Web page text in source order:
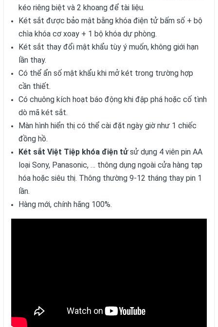
kéo riêng biệt và 2 khoang để tài liệu.
Két sắt được bảo mật bằng khóa điện tử bấm số + bộ
chìa khóa cơ xoay + 1 bộ khóa dự phòng.
Két sắt thay đổi mật khẩu tùy ý muốn, không giới hạn
lần thay.
Có thể ẩn số mật khẩu khi mở két trong trường hợp
cần thiết.
Có chuông kích hoạt báo động khi đập phá hoặc cố tình
dò mã két sắt.
Màn hình hiển thị có thể cài đặt ngày giờ như 1 chiếc
đồng hồ.
Két sắt Việt Tiệp khóa điện tửsử dụng 4 viên pin AA
loại Sony, Panasonic, … thông dụng ngoài cửa hàng tạp
hóa hoặc siêu thị. Thông thường 9-12 tháng thay pin 1
lần.
Hàng mới, chính hãng 100%.